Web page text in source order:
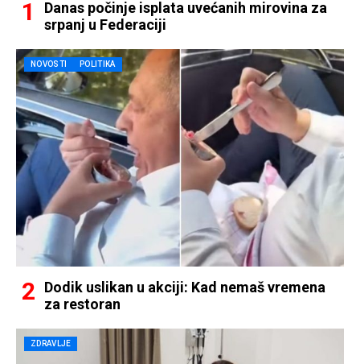
Danas počinje isplata uvećanih mirovina za
srpanj u Federaciji
NOVOSTI POLITIKA
Dodik uslikan u akciji: Kad nemaš vremena
za restoran
ZDRAVLJE